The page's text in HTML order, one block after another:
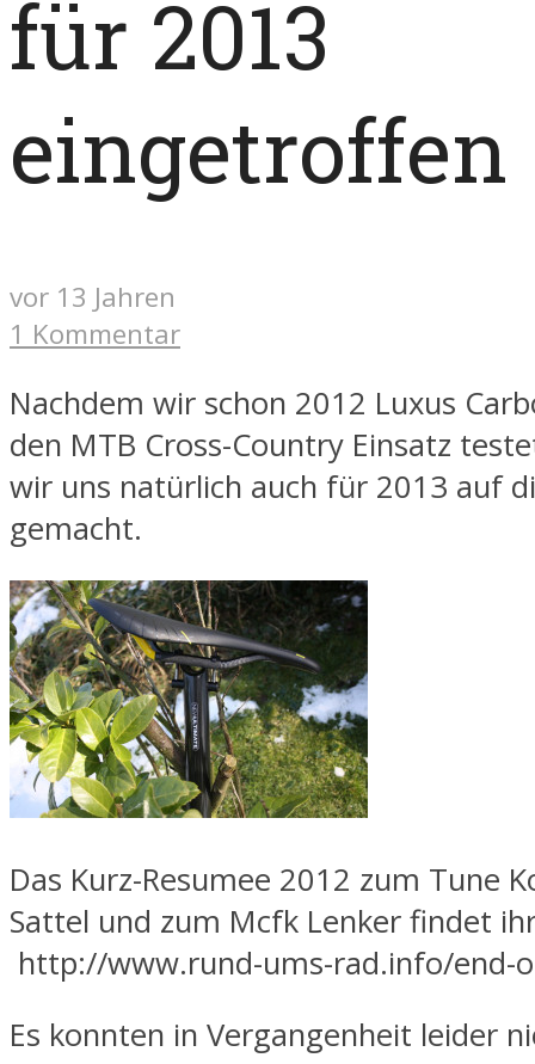
für 2013
eingetroffen
vor 13 Jahren
1 Kommentar
Nachdem wir schon 2012 Luxus
den MTB Cross-Country Einsatz
wir uns natürlich auch für 2013 auf
gemacht.
Das Kurz-Resumee 2012 zum Tune
Sattel und zum Mcfk Lenker findet
http://www.rund-ums-rad.info/end-
Es konnten in Vergangenheit leider